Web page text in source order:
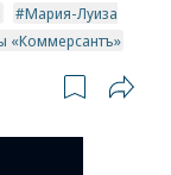
Мария-Луиза
«Коммерсантъ»